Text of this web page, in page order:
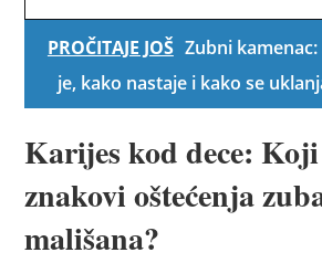
PROČITAJE JOŠ Zubni kamenac:
je, kako nastaje i kako se
Karijes kod dece:
znakovi oštećenja
mališana?